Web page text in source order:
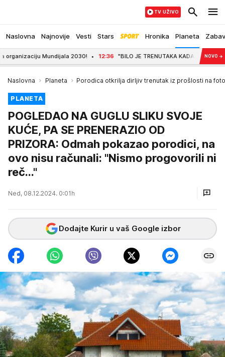
Naslovna Najnovije Vesti Stars Hronika Planeta
TV UŽIVO
Mundijala 2030! 12:36 "BILO JE TRENUTAKA KADA JE HTELA DA
NOVO →
Naslovna Planeta Porodica otkrilja dirljiv trenutak iz prošlosti na
PLANETA
POGLEDAO NA GUGLU SLIKU SVOJE
KUĆE, PA SE PRENERAZIO OD
PRIZORA: Odmah pokazao porodici, na
ovo nisu računali: "Nismo progovorili ni
reč..."
Ned, 08.12.2024. 0:01h
Dodajte Kurir u vaš Google izbor